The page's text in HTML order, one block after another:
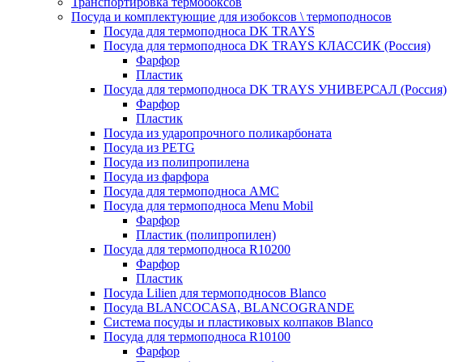
Посуда и комплектующие для изобоксов \ термоподносов
Посуда для термоподноса DK TRAYS
Посуда для термоподноса DK TRAYS КЛАССИК (Россия)
Фарфор
Пластик
Посуда для термоподноса DK TRAYS УНИВЕРСАЛ (Россия)
Фарфор
Пластик
Посуда из ударопрочного поликарбоната
Посуда из PETG
Посуда из полипропилена
Посуда из фарфора
Посуда для термоподноса AMC
Посуда для термоподноса Menu Mobil
Фарфор
Пластик (полипропилен)
Посуда для термоподноса R10200
Фарфор
Пластик
Посуда Lilien для термоподносов Blanco
Посуда BLANCOCASA, BLANCOGRANDE
Система посуды и пластиковых колпаков Blanco
Посуда для термоподноса R10100
Фарфор